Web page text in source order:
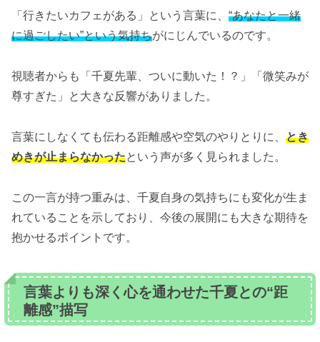
「行きたいカフェがある」という言葉に、 “あなたと一緒
に過ごしたい”という気持ちがにじんでいるのです。
視聴者からも「千夏先輩、ついに動いた！？」「微笑みが
尊すぎた」と大きな反響がありました。
言葉にしなくても伝わる距離感や空気のやりとりに、 とき
めきが止まらなかったという声が多く見られました。
この一言が持つ重みは、千夏自身の気持ちにも変化が生ま
れていることを示しており、今後の展開にも大きな期待を
抱かせるポイントです。
言葉よりも深く心を通わせた千夏との“距
離感”描写